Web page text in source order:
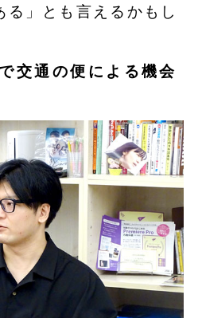
る」とも言えるかもし
交通の便による機会